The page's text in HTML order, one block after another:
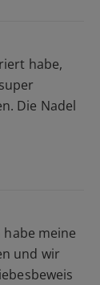
habe,
Die Nadel
habe meine
und wir